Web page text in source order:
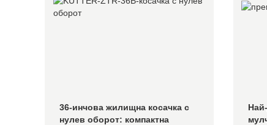
36-инчова жилищна косачка с
нулев оборот: компактна